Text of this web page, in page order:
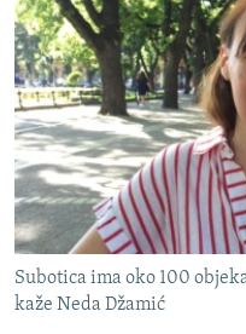
Subotica ima oko 100
kaže Neda Džamić